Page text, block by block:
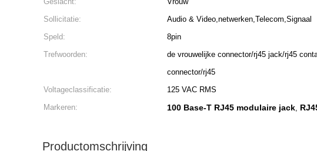
Sollicitatie:
Audio & Video,netwerken,Telecom,Signaal
Speld:
8pin
Trefwoorden:
de vrouwelijke connector/rj45 jack/rj45
connector/rj45
Voltageclassificatie: 125 VAC RMS
Markeren:
100 Base-T RJ45 modulaire jack,
Productomschrijving